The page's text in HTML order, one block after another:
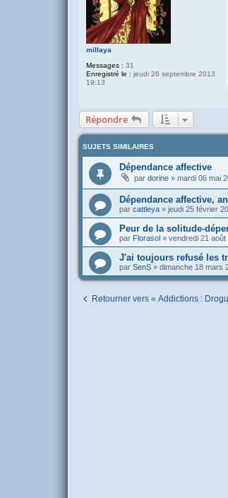
millaya
Messages : 31
Enregistré le : jeudi 26 septembre 2013
19:13
Répondre
SUJETS SIMILAIRES
Dépendance affective
par dorine » mardi 06 mai
Dépendance affective,
par cattleya » jeudi 25 février
Peur de la solitude-
par Florasol » vendredi 21 août
J'ai toujours refusé les
par SenS » dimanche 18 mars
Retourner vers « Addictions :